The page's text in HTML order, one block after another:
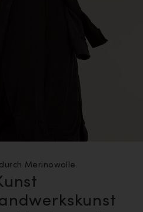
Merinowolle.